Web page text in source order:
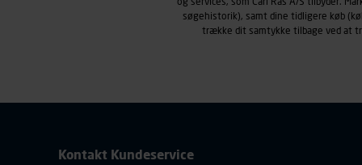
søgehistorik), samt dine tidligere køb
trække dit samtykke tilbage ved at
Kontakt Kundeservice